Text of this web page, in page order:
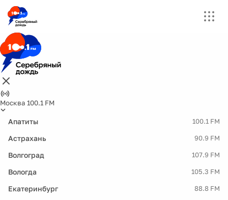
Москва 100.1 FM
Апатиты 100.1 FM
Астрахань 90.9 FM
Волгоград 107.9 FM
Вологда 105.3 FM
Екатеринбург 88.8 FM